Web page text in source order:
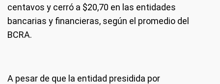
centavos y cerró a $20,70 en las entidades
bancarias y financieras, según el promedio del
BCRA.
A pesar de que la entidad presidida por